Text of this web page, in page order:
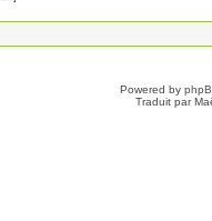
Powered by
Traduit par